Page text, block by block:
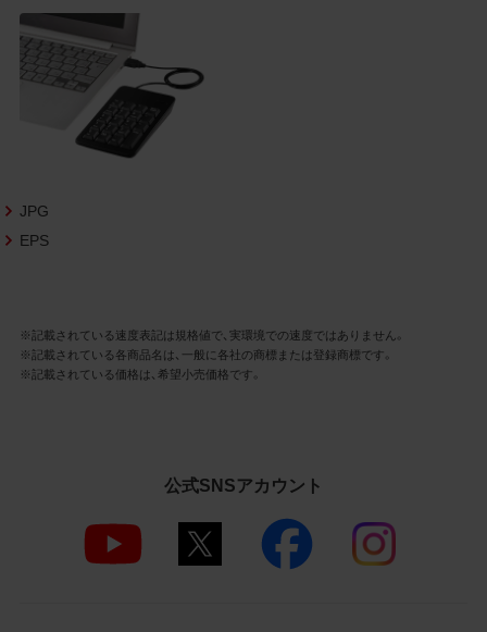
なお、商品写真データ利用規約及びCAD図
データ利用規約の記載事項は予告なく変更
されることがあります。各データをダウン
ロードする際には最新の規約をご確認くだ
さいますようお願い申し上げます。
2.利用許諾
の報道・解説に利用する場合に限り商品写
ます。当社からの個別の同意を得た場合を
除き、上記の目的、利用方法以外に商品写真
JPG
EPS
※記載されている速度表記は規格値で、実環境での速度ではありません。
※記載されている各商品名は、一般に各社の商標または登録商標です。
※記載されている価格は、希望小売価格です。
公式SNSアカウント